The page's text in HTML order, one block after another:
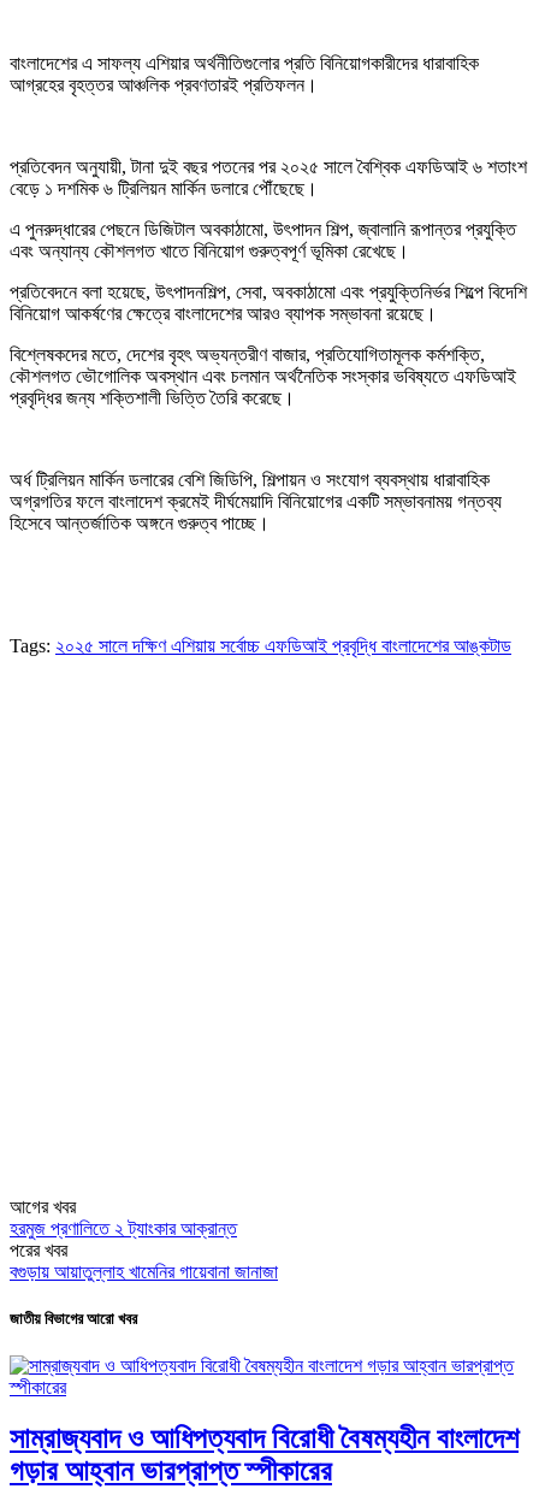
বাংলাদেশের এ সাফল্য এশিয়ার অর্থনীতিগুলোর প্রতি বিনিয়োগকারীদের ধারাবাহিক
আগ্রহের বৃহত্তর আঞ্চলিক প্রবণতারই প্রতিফলন।
প্রতিবেদন অনুযায়ী, টানা দুই বছর পতনের পর ২০২৫ সালে বৈশ্বিক এফডিআই ৬ শতাংশ
বেড়ে ১ দশমিক ৬ ট্রিলিয়ন মার্কিন ডলারে পৌঁছেছে।
এ পুনরুদ্ধারের পেছনে ডিজিটাল অবকাঠামো, উৎপাদন শিল্প, জ্বালানি রূপান্তর প্রযুক্তি
এবং অন্যান্য কৌশলগত খাতে বিনিয়োগ গুরুত্বপূর্ণ ভূমিকা রেখেছে।
প্রতিবেদনে বলা হয়েছে, উৎপাদনশিল্প, সেবা, অবকাঠামো এবং প্রযুক্তিনির্ভর শিল্পে বিদেশি
বিনিয়োগ আকর্ষণের ক্ষেত্রে বাংলাদেশের আরও ব্যাপক সম্ভাবনা রয়েছে।
বিশ্লেষকদের মতে, দেশের বৃহৎ অভ্যন্তরীণ বাজার, প্রতিযোগিতামূলক কর্মশক্তি,
কৌশলগত ভৌগোলিক অবস্থান এবং চলমান অর্থনৈতিক সংস্কার ভবিষ্যতে এফডিআই
প্রবৃদ্ধির জন্য শক্তিশালী ভিত্তি তৈরি করেছে।
অর্ধ ট্রিলিয়ন মার্কিন ডলারের বেশি জিডিপি, শিল্পায়ন ও সংযোগ ব্যবস্থায় ধারাবাহিক
অগ্রগতির ফলে বাংলাদেশ ক্রমেই দীর্ঘমেয়াদি বিনিয়োগের একটি সম্ভাবনাময় গন্তব্য
হিসেবে আন্তর্জাতিক অঙ্গনে গুরুত্ব পাচ্ছে।
Tags: ২০২৫ সালে দক্ষিণ এশিয়ায় সর্বোচ্চ এফডিআই প্রবৃদ্ধি বাংলাদেশের আঙ্কটাড
আগের খবর
হরমুজ প্রণালিতে ২ ট্যাংকার আক্রান্ত
পরের খবর
বগুড়ায় আয়াতুল্লাহ খামেনির গায়েবানা জানাজা
জাতীয় বিভাগের আরো খবর
সাম্রাজ্যবাদ ও আধিপত্যবাদ বিরোধী বৈষম্যহীন বাংলাদেশ
গড়ার আহ্বান ভারপ্রাপ্ত স্পীকারের